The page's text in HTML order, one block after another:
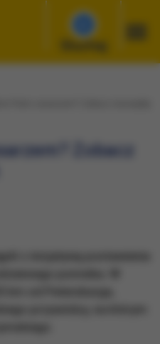
Słuchaj
Zobacz